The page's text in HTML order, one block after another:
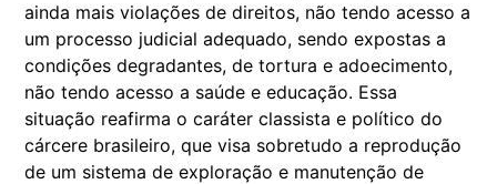
ainda mais violações de direitos, não tendo acesso a
um processo judicial adequado, sendo expostas a
condições degradantes, de tortura e adoecimento,
não tendo acesso a saúde e educação. Essa
situação reafirma o caráter classista e político do
cárcere brasileiro, que visa sobretudo a reprodução
de um sistema de exploração e manutenção de